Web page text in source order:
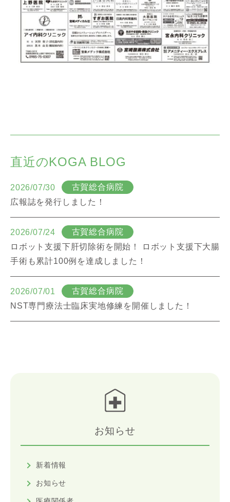
お知らせ
新着情報
お知らせ
直近のKOGA BLOG
2026/07/30
古賀総合病院
広報誌を発行しました！
2026/07/24
古賀総合病院
ロボット支援下肝切除術を開始！ ロボット支援下大腸
手術も累計100例を達成しました！
2026/07/01
古賀総合病院
NST専門療法士臨床実地修練を開催しました！